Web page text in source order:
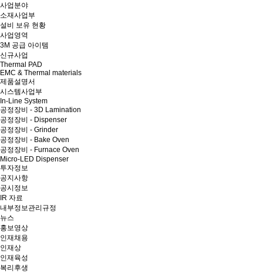
사업분야
소재사업부
설비 보유 현황
사업영역
3M 공급 아이템
신규사업
Thermal PAD
EMC & Thermal materials
제품설명서
시스템사업부
In-Line System
공정장비 - 3D Lamination
공정장비 - Dispenser
공정장비 - Grinder
공정장비 - Bake Oven
공정장비 - Furnace Oven
Micro-LED Dispenser
투자정보
공지사항
공시정보
IR 자료
내부정보관리규정
뉴스
홍보영상
인재채용
인재상
인재육성
복리후생